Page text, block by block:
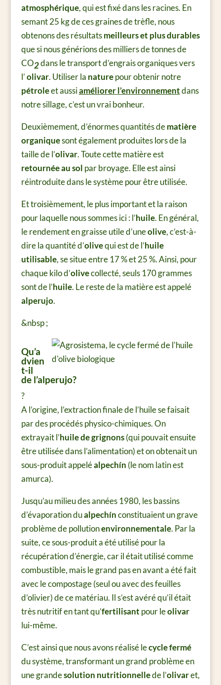
atmosphérique, qui est fixé dans les racines. En
semant 25 kg de ces graines de trèfle, nous
obtenons des résultatsmeilleurs et plus durables
que si nous générions des milliers de tonnes de
CO2dans le transport d’engrais organiques vers
l’olivar. Utiliser la naturepour obtenir notre
pétroleet aussiaméliorer l’environnementdans
notre sillage, c’est un vrai bonheur.
Deuxièmement, d’énormes quantités dematière
organiquesont également produites lors de la
taille de l’olivar. Toute cette matière est
retournée au sol par broyage. Elle est ainsi
réintroduite dans le système pour être utilisée.
Et troisièmement, le plus important et la raison
pour laquelle nous sommes ici : l’huile. En général,
le rendement en graisse utile d’uneolive, c’est-à-
dire la quantité d’olivequi est de l’huile
utilisable, se situe entre 17 % et 25 %. Ainsi, pour
chaque kilo d’olivecollecté, seuls 170 grammes
sont de l’huile. Le reste de la matière est appelé
alperujo.
&nbsp ;
Qu’a
dvien
t-il
de l’alperujo?
?
A l’origine, l’extraction finale de l’huile se faisait
par des procédés physico-chimiques. On
extrayait l’huile de grignons(qui pouvait ensuite
être utilisée dans l’alimentation) et on obtenait un
sous-produit appeléalpechín (le nom latin est
amurca).
Jusqu’au milieu des années 1980, les bassins
d’évaporation dualpechínconstituaient un grave
problème de pollutionenvironnementale. Par la
suite, ce sous-produit a été utilisé pour la
récupération d’énergie, car il était utilisé comme
combustible, mais le grand pas en avant a été fait
avec le compostage (seul ou avec des feuilles
d’olivier) de ce matériau. Il s’est avéré qu’il était
très nutritif en tant qu’fertilisant pour leolivar
lui-même.
C’est ainsi que nous avons réalisé lecycle fermé
du système, transformant un grand problème en
une grandesolution nutritionnellede l’olivaret,